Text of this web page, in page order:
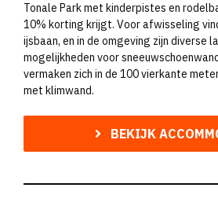
Tonale Park met kinderpistes en
10% korting krijgt. Voor afwisseling
ijsbaan, en in de omgeving zijn diverse
mogelijkheden voor
vermaken zich in de 100 vierkante
met klimwand.
BEKIJK